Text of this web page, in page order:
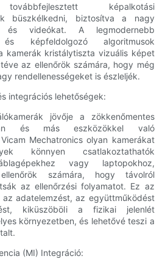
továbbfejlesztett képalkotási
büszkélkedni, biztosítva a nagy
és videókat. A legmodernebb
és képfeldolgozó algoritmusok
kamerák kristálytiszta vizuális képet
az ellenőrök számára, hogy még
rendellenességeket is észleljék.
integrációs lehetőségek:
jövője a zökkenőmentes
és más eszközökkel való
Mechatronics olyan kamerákat
könnyen csatlakoztathatók
vagy laptopokhoz,
számára, hogy távolról
az ellenőrzési folyamatot. Ez az
adatelemzést, az együttműködést
kiküszöböli a fizikai jelenlét
környezetben, és lehetővé teszi a
(MI) Integráció: